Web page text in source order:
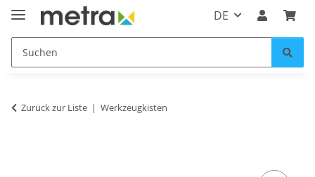
DE
Zurück zur Liste Werkzeugkisten